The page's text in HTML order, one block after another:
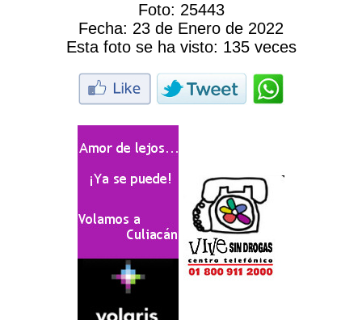
Foto: 25443
Fecha: 23 de Enero de 2022
Esta foto se ha visto: 135 veces